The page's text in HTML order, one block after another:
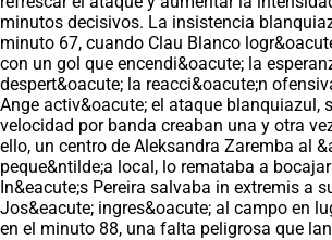
minutos decisivos. La insistencia
minuto 67, cuando Clau Blanco
con un gol que encendi&oacute; la
despert&oacute; la reacci&oacute;n
Ange activ&oacute; el ataque blanquiazul,
velocidad por banda creaban una y otra
ello, un centro de Aleksandra Zaremba al
peque&ntilde;a local, lo remataba a
In&eacute;s Pereira salvaba in extremis a
Jos&eacute; ingres&oacute; al campo en
en el minuto 88, una falta peligrosa que